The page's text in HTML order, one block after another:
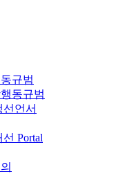
규범
동규범
언서
Portal